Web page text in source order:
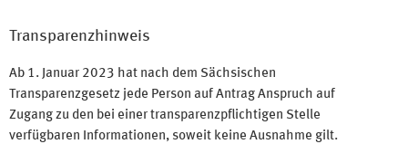
Transparenzhinweis
Ab 1. Januar 2023 hat nach dem Sächsischen
Transparenzgesetz jede Person auf Antrag Anspruch auf
Zugang zu den bei einer transparenzpflichtigen Stelle
verfügbaren Informationen, soweit keine Ausnahme gilt.